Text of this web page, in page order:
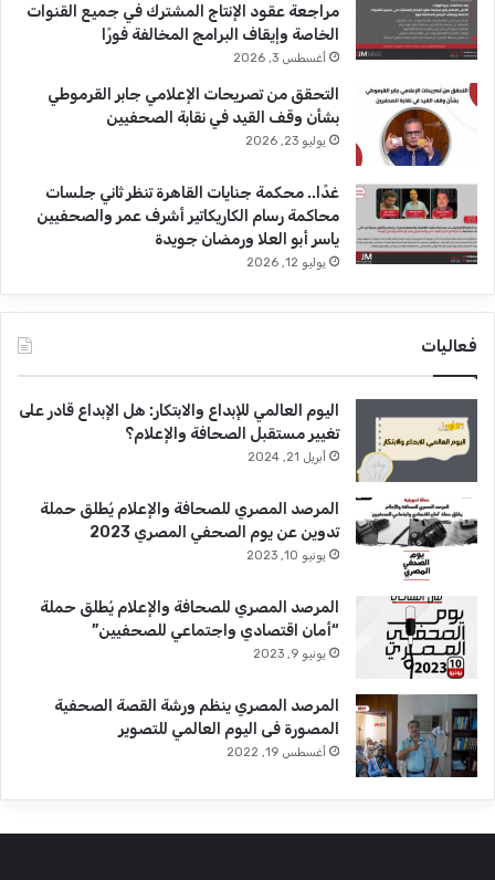
مراجعة عقود الإنتاج المشترك في جميع القنوات
الخاصة وإيقاف البرامج المخالفة فورًا
أغسطس 3, 2026
التحقق من تصريحات الإعلامي جابر القرموطي
بشأن وقف القيد في نقابة الصحفيين
يوليو 23, 2026
غدًا.. محكمة جنايات القاهرة تنظر ثاني جلسات
محاكمة رسام الكاريكاتير أشرف عمر والصحفيين
ياسر أبو العلا ورمضان جويدة
يوليو 12, 2026
فعاليات
اليوم العالمي للإبداع والابتكار: هل الإبداع قادر على
تغيير مستقبل الصحافة والإعلام؟
أبريل 21, 2024
المرصد المصري للصحافة والإعلام يُطلق حملة
تدوين عن يوم الصحفي المصري 2023
يونيو 10, 2023
المرصد المصري للصحافة والإعلام يُطلق حملة
“أمان اقتصادي واجتماعي للصحفيين”
يونيو 9, 2023
المرصد المصري ينظم ورشة القصة الصحفية
المصورة فى اليوم العالمي للتصوير
أغسطس 19, 2022